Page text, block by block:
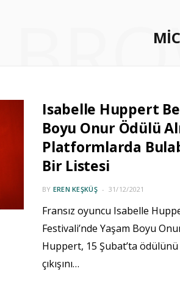
Isabelle Huppert
Boyu Onur Ödülü
Platformlarda
Bir Listesi
BY EREN KEŞKÜŞ 31/12/2021
Fransız oyuncu Isabelle
Festivali’nde Yaşam Boyu
Huppert, 15 Şubat’ta
çıkışını…